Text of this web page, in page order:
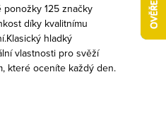
125 značky
díky kvalitnímu
hladký
vlastnosti pro svěží
které oceníte každý den.